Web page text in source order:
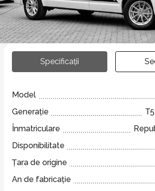
Specificații
Model
Generație
Înmatriculare
Disponibilitate
Țara de origine
An de fabricație